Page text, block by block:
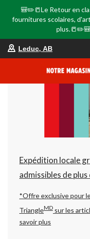
🎒✏️📒Le Retour en
fournitures scolaires,
plus.📒✏️🎒
Leduc, AB
Expédition locale
admissibles de plus
*Offre exclusive pour
TriangleMD sur les
savoir plus